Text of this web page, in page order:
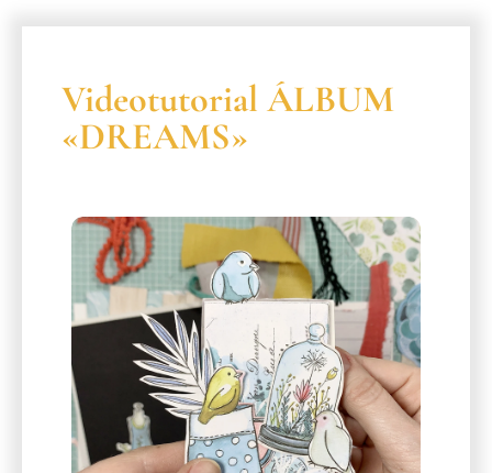
Videotutorial ÁLBUM
«DREAMS»